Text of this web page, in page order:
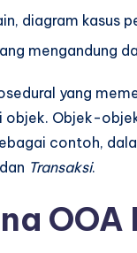
diagram kasus
mengandung
yang
Objek-
contoh,
Transaksi.
OOA